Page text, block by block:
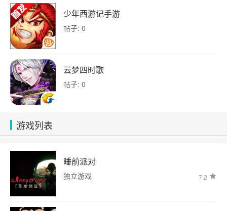
少年西游记手游
帖子: 0
云梦四时歌
帖子: 0
游戏列表
睡前派对
独立游戏 7.2